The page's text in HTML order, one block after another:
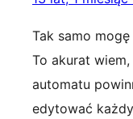
Tak samo
To akurat
automatu
edytować